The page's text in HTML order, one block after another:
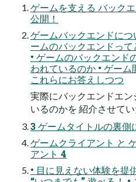
ゲームを支える バック
公開！
ゲームバックエンドに
ームのバックエンドっ
• ゲームのバックエンド
われているのか • ゲー
これらにお答えしつつ
実際にバックエンドエ
いるのかを 紹介させてい
3 ゲームタイトルの裏側
ゲームクライアント と
アント 4
• 目に見えない体験を提